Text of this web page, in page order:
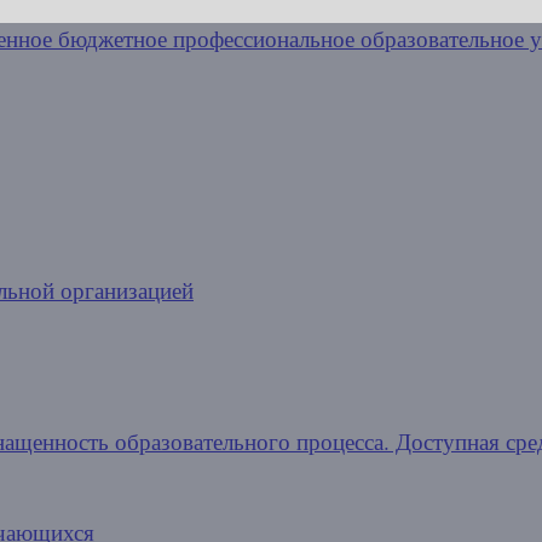
организацией
образовательного процесса. Доступная